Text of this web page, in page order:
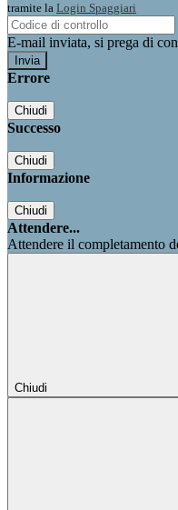
tramite la Login Spaggiari
E-mail inviata, si prega di
Errore
Chiudi
Successo
Chiudi
Informazione
Chiudi
Attendere...
Attendere il completamento
Chiudi